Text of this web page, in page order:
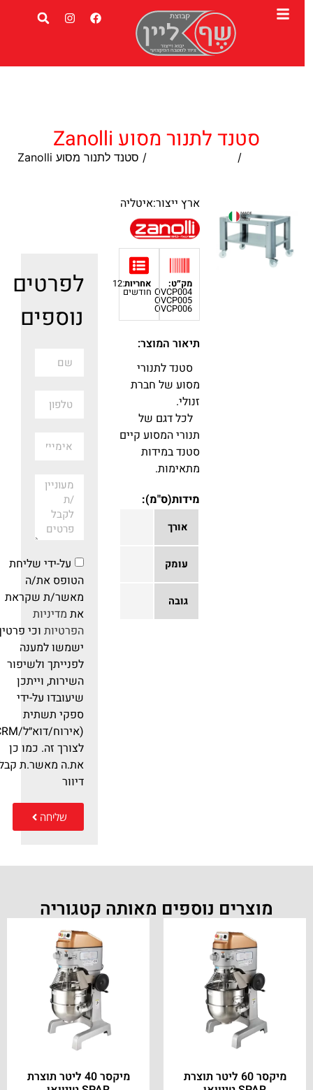
סטנד לתנור מסוע Zanolli
תנורי מסוע לפיצה / סטנד לתנור מסוע Zanolli
ארץ ייצור:איטליה
מק״ט:
OVCP004
OVCP005
OVCP006
אחריות:12
חודשים
תיאור המוצר:
סטנד לתנורי
מסוע של חברת
זנולי.
לכל דגם של
תנורי המסוע קיים
סטנד במידות
מתאימות.
מידות(ס"מ):
אורך
עומק
גובה
לפרטים
נוספים
על-ידי שליחת
הטופס את/ה
מאשר/ת שקראת
אתמדיניות
הפרטיותוכי פרטיך
ישמשו למענה
לפנייתך ולשיפור
השירות, וייתכן
שיעובדו על-ידי
ספקי תשתית
(אירוח/דוא״ל/CRM)
לצורך זה. כמו כן
את.ה מאשר.ת קבלת
דיוור
שליחה
מוצרים נוספים מאותה קטגוריה
מיקסר 60 ליטר תוצרת מיקסר 40 ליטר תוצרת